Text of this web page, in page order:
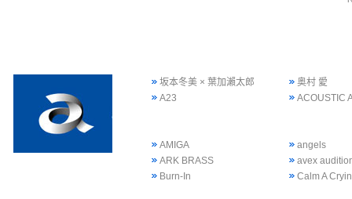
坂本冬美 × 葉加瀨太郎
奥村 愛
A23
ACOUSTIC
AMIGA
angels
ARK BRASS
avex
Burn-In
Calm A